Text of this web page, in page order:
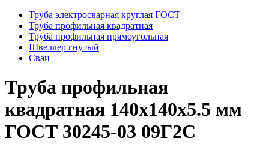
Труба электросварная круглая ГОСТ
Труба профильная квадратная
Труба профильная прямоугольная
Швеллер гнутый
Сваи
Труба профильная
квадратная 140x140x5.5 мм
ГОСТ 30245-03 09Г2С